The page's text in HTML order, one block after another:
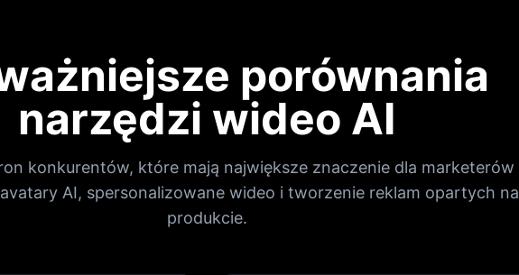
porównania
narzędzi wideo AI
konkurentów, które mają największe znaczenie dla marketerów
AI, spersonalizowane wideo i tworzenie reklam opartych na
produkcie.